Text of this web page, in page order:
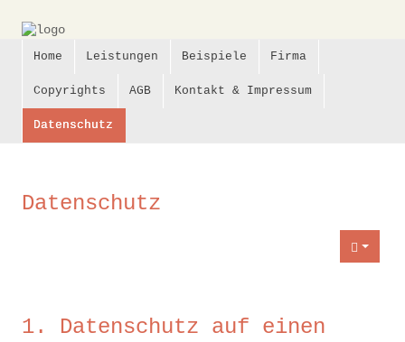
Home Leistungen Beispiele Firma
Copyrights AGB Kontakt & Impressum
Datenschutz
Datenschutz
1. Datenschutz auf einen